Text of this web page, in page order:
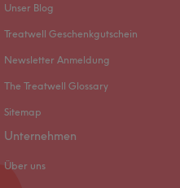
Unser Blog
Treatwell Geschenkgutschein
Newsletter Anmeldung
The Treatwell Glossary
Sitemap
Unternehmen
Über uns